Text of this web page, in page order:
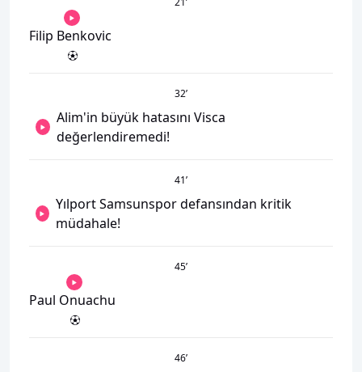
Filip Benkovic
32’
Alim'in büyük hatasını Visca
değerlendiremedi!
41’
Yılport Samsunspor defansından kritik
müdahale!
45’
Paul Onuachu
46’